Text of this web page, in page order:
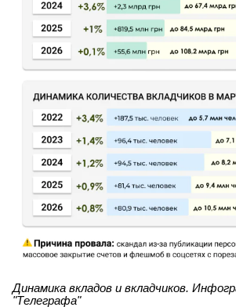
Динамика вкладов и вкладчиков.
"Телеграфа"